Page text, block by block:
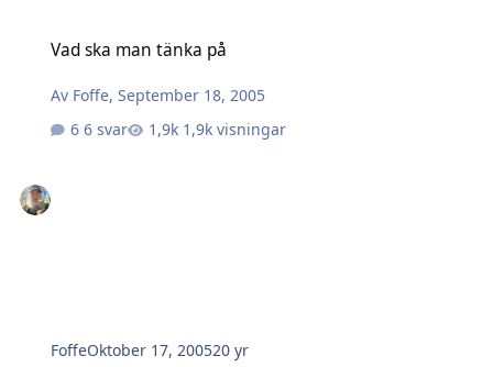
Vad ska man tänka på
Av Foffe,September 18, 2005
6 svar
1,9k visningar
FoffeOktober 17, 200520 yr